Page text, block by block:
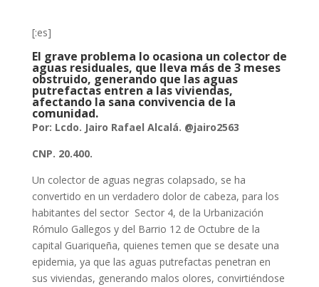
[:es]
El grave problema lo ocasiona un colector de
aguas residuales, que lleva más de 3 meses
obstruido, generando que las aguas
putrefactas entren a las viviendas,
afectando la sana convivencia de la
comunidad.
Por: Lcdo. Jairo Rafael Alcalá. @jairo2563
CNP. 20.400.
Un colector de aguas negras colapsado, se ha
convertido en un verdadero dolor de cabeza, para los
habitantes del sector Sector 4, de la Urbanización
Rómulo Gallegos y del Barrio 12 de Octubre de la
capital Guariqueña, quienes temen que se desate una
epidemia, ya que las aguas putrefactas penetran en
sus viviendas, generando malos olores, convirtiéndose